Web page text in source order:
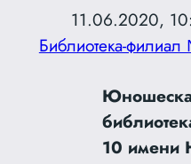
11.06.2020,
Библиотека-
10 имени